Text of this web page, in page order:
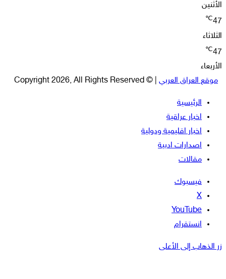
الأثنين
47
℃
الثلاثاء
47
℃
الأربعاء
موقع العراق العربي | © Copyright 2026, All Rights Reserved
الرئيسية
اخبار عراقية
اخبار اقليمية ودولية
اصدارات ادبية
مقالات
فيسبوك
‫X
‫YouTube
انستقرام
زر الذهاب إلى الأعلى